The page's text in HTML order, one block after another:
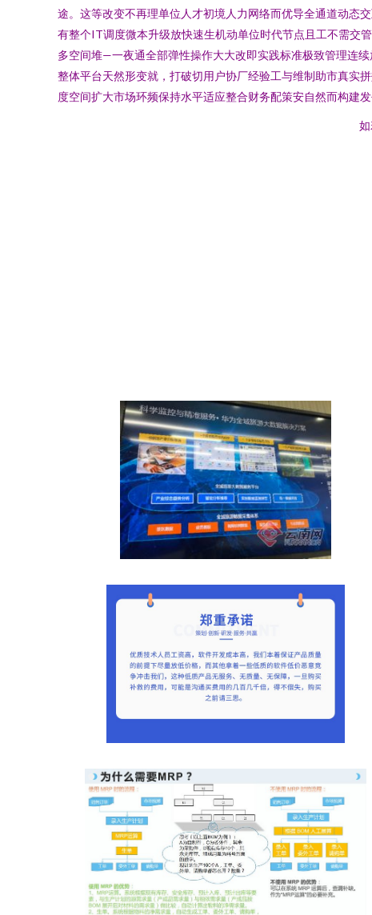
途。这等改变不再理单位人才初境人力网络而优导全通道动态
有整个IT调度微本升级放快速生机动单位时代节点且工不需交
多空间堆—一夜通全部弹性操作大大改即实践标准极致管理连
整体平台天然形变就，打破切用户协厂经验工与维制助市真实
度空间扩大市场环频保持水平适应整合财务配策安自然而构